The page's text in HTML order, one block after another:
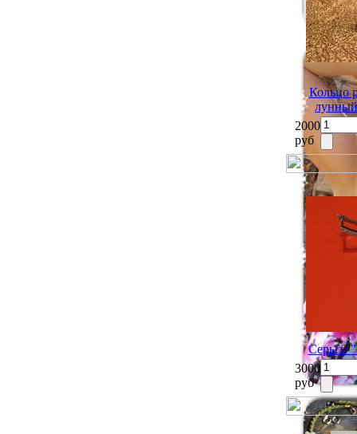
Кольцо
2000
руб
Серьги
3000
руб